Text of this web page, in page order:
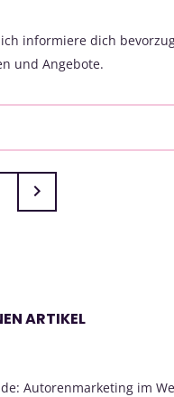
informiere dich
und Angebote.
ARTIKEL
Autorenmarketing im